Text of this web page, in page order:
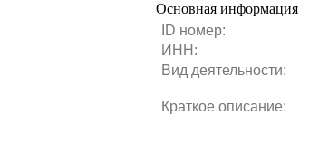
Основная информация
ID номер:
ИНН:
Вид деятельности:
Краткое описание: